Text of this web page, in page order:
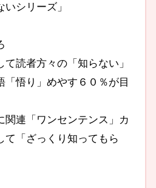
シリーズ」
て読者方々の「知らない」
「悟り」めやす６０％が目
関連「ワンセンテンス」カ
て「ざっくり知ってもら